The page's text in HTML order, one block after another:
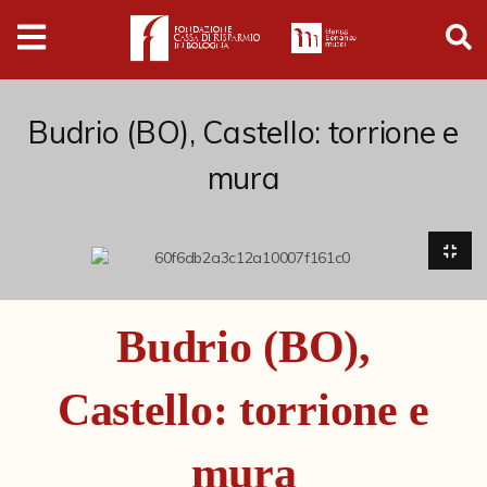
Digital
Humanities
Donazioni
Collezioni
Cataloghi storici
Dipinti
Budrio (BO), Castello: torrione e
mura
Budrio (BO),
Castello: torrione e
mura